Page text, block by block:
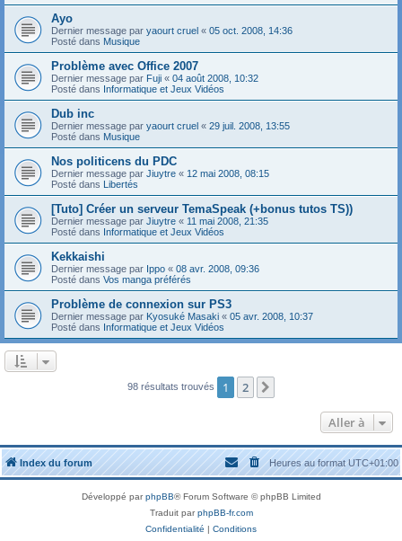
Ayo
Dernier message par yaourt cruel « 05 oct. 2008, 14:36
Posté dans Musique
Problème avec Office 2007
Dernier message par Fuji « 04 août 2008, 10:32
Posté dans Informatique et Jeux Vidéos
Dub inc
Dernier message par yaourt cruel « 29 juil. 2008, 13:55
Posté dans Musique
Nos politicens du PDC
Dernier message par Jiuytre « 12 mai 2008, 08:15
Posté dans Libertés
[Tuto] Créer un serveur TemaSpeak (+bonus tutos TS))
Dernier message par Jiuytre « 11 mai 2008, 21:35
Posté dans Informatique et Jeux Vidéos
Kekkaishi
Dernier message par Ippo « 08 avr. 2008, 09:36
Posté dans Vos manga préférés
Problème de connexion sur PS3
Dernier message par Kyosuké Masaki « 05 avr. 2008, 10:37
Posté dans Informatique et Jeux Vidéos
98 résultats trouvés 1 2
Aller à
Index du forum Heures au formatUTC+01:00
Développé parphpBB® Forum Software © phpBB Limited
Traduit parphpBB-fr.com
Confidentialité | Conditions